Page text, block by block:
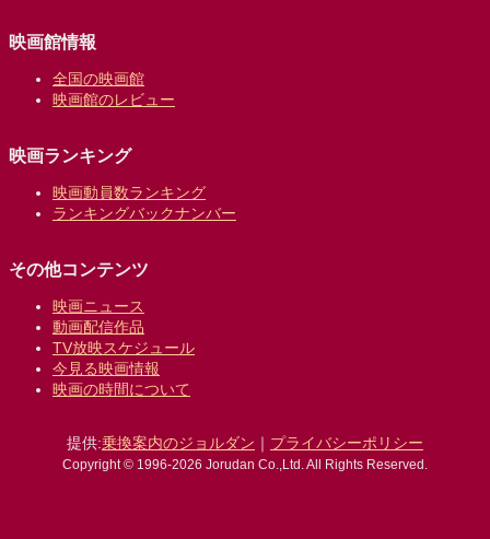
映画館情報
全国の映画館
映画館のレビュー
映画ランキング
映画動員数ランキング
ランキングバックナンバー
その他コンテンツ
映画ニュース
動画配信作品
TV放映スケジュール
今見る映画情報
映画の時間について
提供:乗換案内のジョルダン ｜ プライバシーポリシー
Copyright © 1996-2026 Jorudan Co.,Ltd. All Rights Reserved.